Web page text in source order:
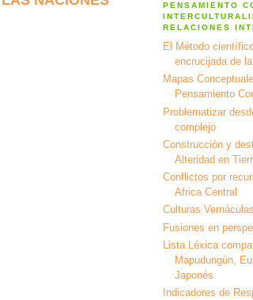
PENSAMIENTO
RELACIONES
El Método
encrucijada de
Mapas
Pensamiento
Problematizar
complejo
Construcción y
Alteridad en
Conflictos por
Africa Central
Culturas
Fusiones en
Lista Léxica
Mapudungún,
Japonés
Indicadores de